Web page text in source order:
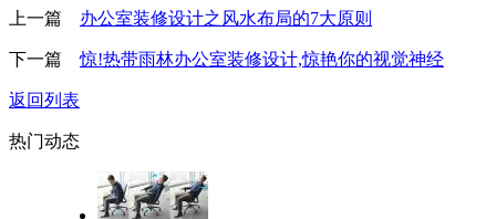
上一篇 办公室装修设计之风水布局的7大原则
下一篇惊!热带雨林办公室装修设计,惊艳你的视觉神经
返回列表
热门动态